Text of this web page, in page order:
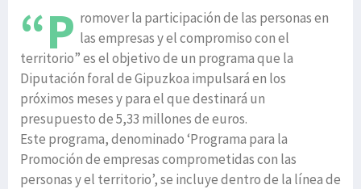
“P romover la participación de las personas en
las empresas y el compromiso con el
territorio” es el objetivo de un programa que la
Diputación foral de Gipuzkoa impulsará en los
próximos meses y para el que destinará un
presupuesto de 5,33 millones de euros.
Este programa, denominado ‘Programa para la
Promoción de empresas comprometidas con las
personas y el territorio’, se incluye dentro de la línea de